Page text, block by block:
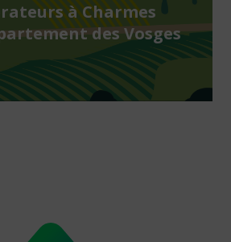
à Charmes
des Vosges